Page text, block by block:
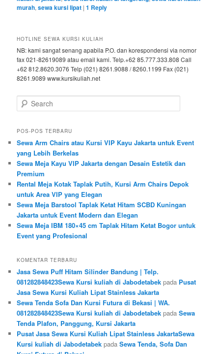
murah,sewa kursi lipat |1 Reply
HOTLINE SEWA KURSI KULIAH
NB: kami sangat senang apabila P.O. dan korespondensi via nomor
fax 021-82619089 atau email kami. Telp.+62 85.777.333.808 Call
+62 812.8620.3076 Telp (021) 8261.9088 / 8260.1199 Fax (021)
8261.9089 www.kursikuliah.net
Search
POS-POS TERBARU
Sewa Arm Chairs atau Kursi VIP Kayu Jakarta untuk Event
yang Lebih Berkelas
Sewa Meja Kayu VIP Jakarta dengan Desain Estetik dan
Premium
Rental Meja Kotak Taplak Putih, Kursi Arm Chairs Depok
untuk Area VIP yang Elegan
Sewa Meja Barstool Taplak Ketat Hitam SCBD Kuningan
Jakarta untuk Event Modern dan Elegan
Sewa Meja IBM 180×45 cm Taplak Hitam Ketat Bogor untuk
Event yang Profesional
KOMENTAR TERBARU
Jasa Sewa Puff Hitam Silinder Bandung | Telp.
081282848423Sewa Kursi kuliah di Jabodetabek pada Pusat
Jasa Sewa Kursi Kuliah Lipat Stainless Jakarta
Sewa Tenda Sofa Dan Kursi Futura di Bekasi | WA.
081282848423Sewa Kursi kuliah di Jabodetabek padaSewa
Tenda Plafon, Panggung, Kursi Jakarta
Pusat Jasa Sewa Kursi Kuliah Lipat Stainless JakartaSewa
Kursi kuliah di Jabodetabek padaSewa Tenda, Sofa Dan